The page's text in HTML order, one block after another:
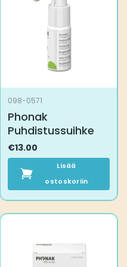
098-0571
Phonak
Puhdistussuihke
€13.00
Lisää
ostoskoriin